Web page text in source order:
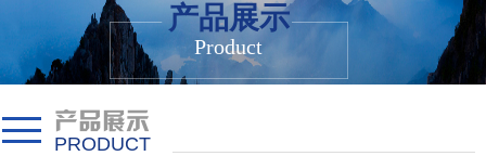
产品展示
Product
产品展示
PRODUCT